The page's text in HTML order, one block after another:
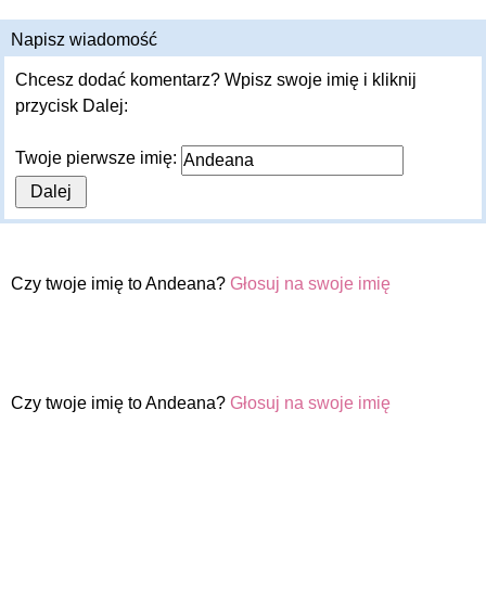
Napisz wiadomość
Chcesz dodać komentarz? Wpisz swoje imię i kliknij
przycisk Dalej:
Twoje pierwsze imię:
Czy twoje imię to Andeana? Głosuj na swoje imię
Czy twoje imię to Andeana? Głosuj na swoje imię